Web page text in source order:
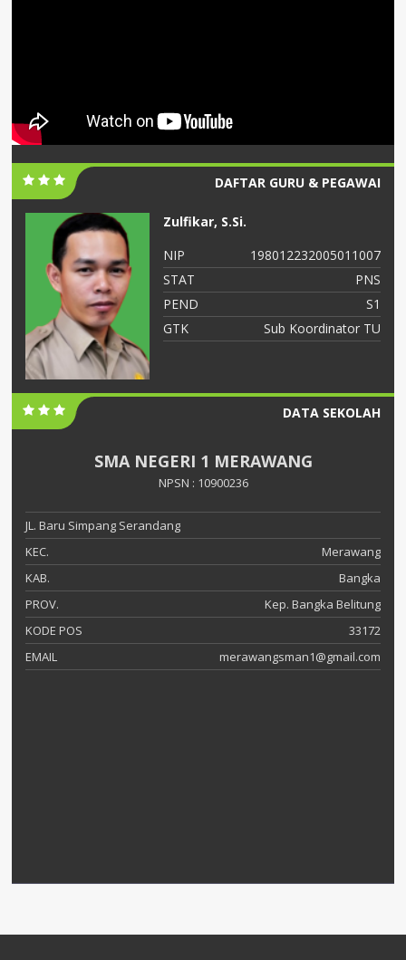
DAFTAR GURU & PEGAWAI
Zulfikar, S.Si.
NIP
198012232005011007
STAT
PNS
PEND
S1
GTK
Sub Koordinator TU
DATA SEKOLAH
SMA NEGERI 1 MERAWANG
NPSN : 10900236
JL. Baru Simpang Serandang
KEC.
Merawang
KAB.
Bangka
PROV.
Kep. Bangka Belitung
KODE POS
33172
EMAIL
merawangsman1@gmail.com